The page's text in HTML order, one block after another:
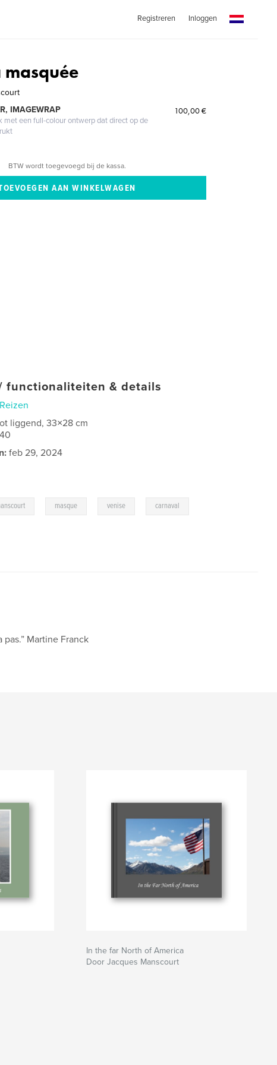
Registreren Inloggen
masquée
IMAGEWRAP
met een full-colour ontwerp dat direct op de
100,00 €
BTW wordt toegevoegd bij de kassa.
functionaliteiten & details
Reizen
liggend, 33×28 cm
40
feb 29, 2024
masque venise carnaval
Martine Franck
In the far North of America
Door Jacques Manscourt